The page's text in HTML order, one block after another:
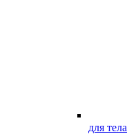
для тела